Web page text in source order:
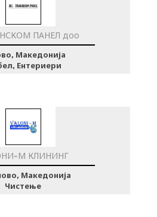
ПАНЕЛ доо
Македонија
Ентериери
М КЛИНИНГ
Македонија
Чистење